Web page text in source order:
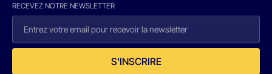
RECEVEZ NOTRE NEWSLETTER
S'INSCRIRE